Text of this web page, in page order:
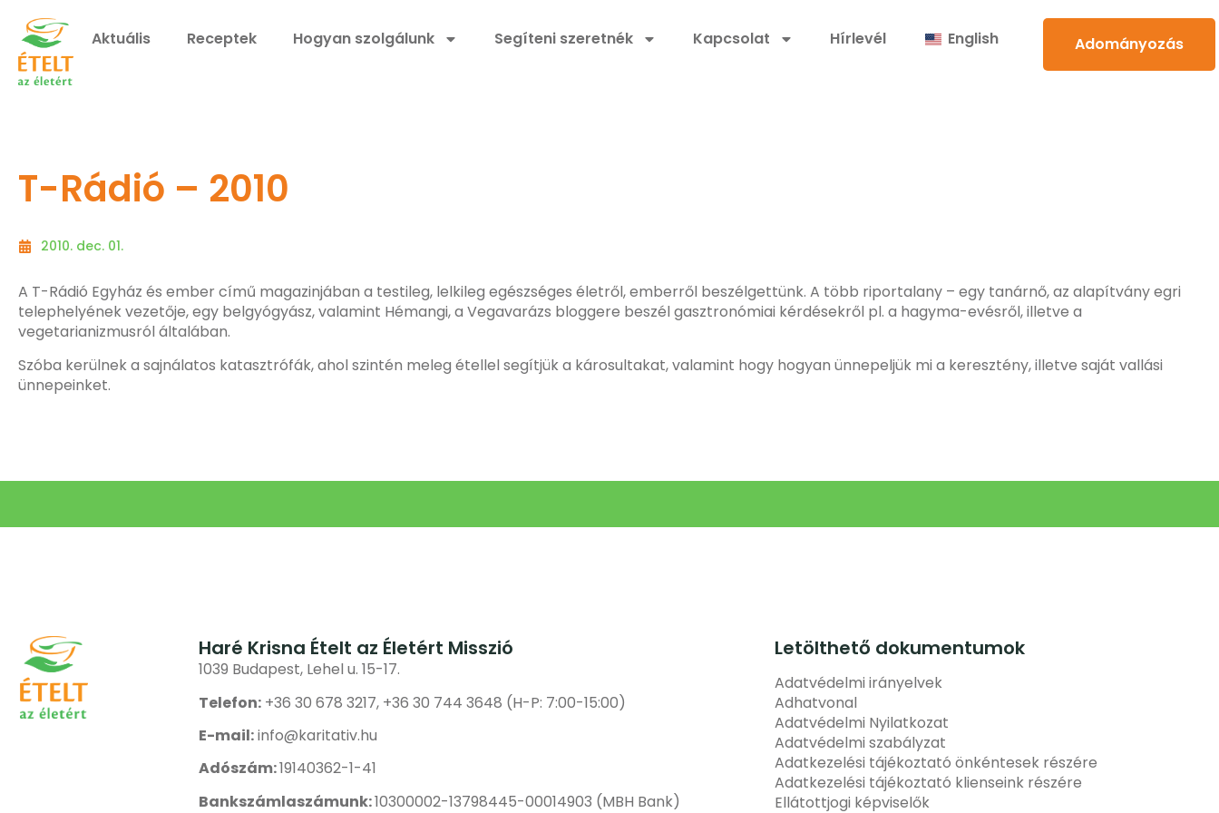
Aktuális Receptek Hogyan szolgálunk Segíteni szeretnék Kapcsolat Hírlevél English Adományozás
T-Rádió – 2010
2010. dec. 01.
A T-Rádió Egyház és ember című magazinjában a testileg, lelkileg egészséges életről, emberről beszélgettünk. A több riportalany – egy tanárnő, az alapítvány egri
telephelyének vezetője, egy belgyógyász, valamint Hémangi, a Vegavarázs bloggere beszél gasztronómiai kérdésekről pl. a hagyma-evésről, illetve a
vegetarianizmusról általában.
Szóba kerülnek a sajnálatos katasztrófák, ahol szintén meleg étellel segítjük a károsultakat, valamint hogy hogyan ünnepeljük mi a keresztény, illetve saját vallási
ünnepeinket.
Haré Krisna Ételt az Életért Misszió
1039 Budapest, Lehel u. 15-17.
Telefon:+36 30 678 3217, +36 30 744 3648 (H-P: 7:00-15:00)
E-mail:info@karitativ.hu
Adószám:19140362-1-41
Bankszámlaszámunk:10300002-13798445-00014903 (MBH Bank)
Letölthető dokumentumok
Adatvédelmi irányelvek
Adhatvonal
Adatvédelmi Nyilatkozat
Adatvédelmi szabályzat
Adatkezelési tájékoztató önkéntesek részére
Adatkezelési tájékoztató klienseink részére
Ellátottjogi képviselők